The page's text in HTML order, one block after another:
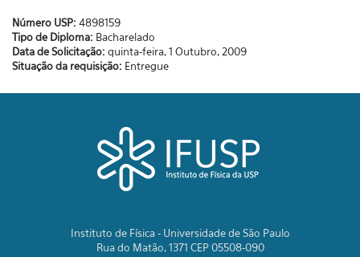
Número USP: 4898159
Tipo de Diploma: Bacharelado
Data de Solicitação: quinta-feira, 1 Outubro, 2009
Situação da requisição: Entregue
Instituto de Física - Universidade de São Paulo
Rua do Matão, 1371 CEP 05508-090